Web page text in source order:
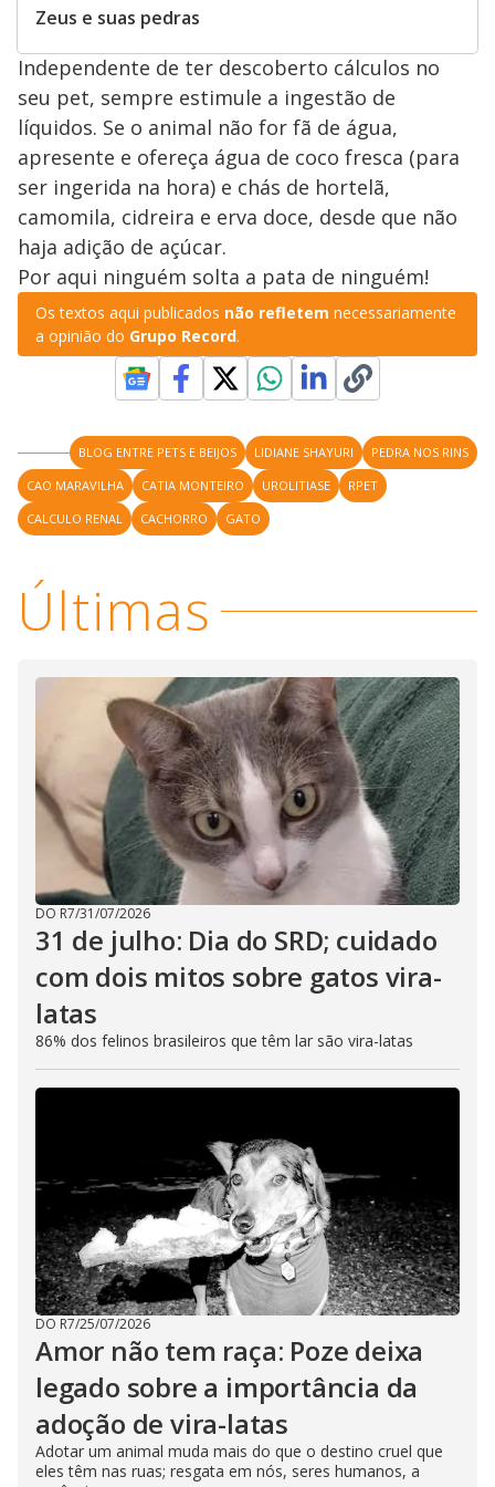
e
o
Zeus e suas pedras
Independente de ter descoberto cálculos no
seu pet, sempre estimule a ingestão de
líquidos. Se o animal não for fã de água,
apresente e ofereça água de coco fresca (para
ser ingerida na hora) e chás de hortelã,
camomila, cidreira e erva doce, desde que não
haja adição de açúcar.
Por aqui ninguém solta a pata de ninguém!
Os textos aqui publicados não refletem necessariamente
a opinião do Grupo Record.
BLOG ENTRE PETS E BEIJOS LIDIANE SHAYURI
PEDRA NOS RINS
CAO MARAVILHA
CATIA MONTEIRO UROLITIASE
RPET
CALCULO RENAL
CACHORRO GATO
Últimas
DO R7/31/07/2026
31 de julho: Dia do SRD; cuidado
com dois mitos sobre gatos vira-
latas
86% dos felinos brasileiros que têm lar são vira-latas
DO R7/25/07/2026
Amor não tem raça: Poze deixa
legado sobre a importância da
adoção de vira-latas
Adotar um animal muda mais do que o destino cruel que
eles têm nas ruas; resgata em nós, seres humanos, a